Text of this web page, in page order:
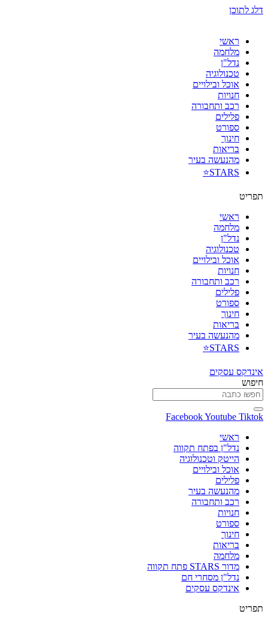
דלג לתוכן
ראשי
מלחמה
נדל"ן
טכנולוגיה
אוכל ובילויים
חנויות
רכב ותחבורה
פלילים
ספורט
חינוך
בריאות
מהנעשה בעיר
STARS⭐
תפריט
ראשי
מלחמה
נדל"ן
טכנולוגיה
אוכל ובילויים
חנויות
רכב ותחבורה
פלילים
ספורט
חינוך
בריאות
מהנעשה בעיר
STARS⭐
אינדקס עסקים
חיפוש
FacebookYoutube Tiktok
ראשי
נדל"ן בפתח תקווה
הייטק וטכנולוגיה
אוכל ובילויים
פלילים
מהנעשה בעיר
רכב ותחבורה
חנויות
ספורט
חינוך
בריאות
מלחמה
מדור STARS פתח תקווה
נדל"ן מסחרי חם
אינדקס עסקים
תפריט